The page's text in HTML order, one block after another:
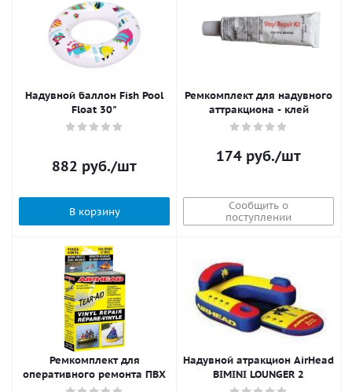
Надувной баллон Fish Pool
Float 30"
882 руб./шт
В корзину
Ремкомплект для надувного
аттракциона - клей
174 руб./шт
Сообщить о
поступлении
Ремкомплект для
оперативного ремонта ПВХ
Надувной атракцион AirHead
BIMINI LOUNGER 2